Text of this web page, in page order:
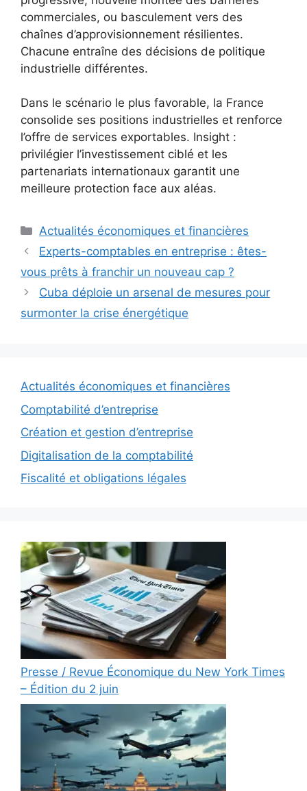
commerciales, ou basculement vers des
chaînes d’approvisionnement résilientes.
Chacune entraîne des décisions de politique
industrielle différentes.
Dans le scénario le plus favorable, la France
consolide ses positions industrielles et renforce
l’offre de services exportables. Insight :
privilégier l’investissement ciblé et les
partenariats internationaux garantit une
meilleure protection face aux aléas.
Catégories
Actualités économiques et financières
Experts-comptables en entreprise : êtes-
vous prêts à franchir un nouveau cap ?
Cuba déploie un arsenal de mesures pour
surmonter la crise énergétique
Actualités économiques et financières
Comptabilité d’entreprise
Création et gestion d’entreprise
Digitalisation de la comptabilité
Fiscalité et obligations légales
Presse / Revue Économique du New York Times
– Édition du 2 juin